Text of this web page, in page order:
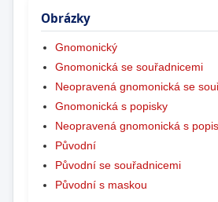
Obrázky
Gnomonický
Gnomonická se souřadnicemi
Neopravená gnomonická se
Gnomonická s popisky
Neopravená gnomonická s
Původní
Původní se souřadnicemi
Původní s maskou